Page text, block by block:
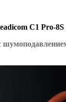
C1 Pro-8S